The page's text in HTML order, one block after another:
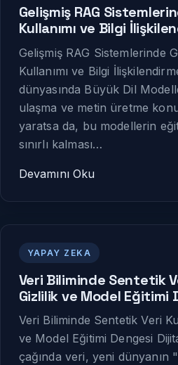
Gelişmiş RAG
Kullanımı ve Bilgi
Gelişmiş RAG Sistemlerinde
Kullanımı ve Bilgi
dünyasında Büyük Dil
ulaşma ve metin üretme
yaratsa da, bu modellerin
sınırlı kalması…
Devamını Oku
YAPAY ZEKA
Veri Biliminde Sentetik
Gizlilik ve Model Eğitimi
Veri Biliminde Sentetik Veri
ve Model Eğitimi Dengesi
çağında veri, yeni